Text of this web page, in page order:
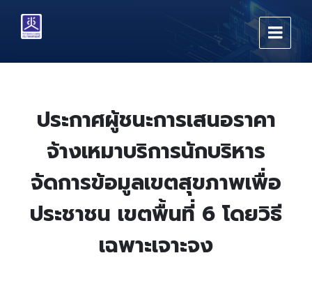
content
main
footer
ประกาศผู้ชนะการเสนอราคา
จ้างเหมาบริการนักบริหาร
จัดการข้อมูลเขตสุขภาพเพื่อ
ประชาชน เขตพื้นที่ 6 โดยวิธี
เฉพาะเจาะจง